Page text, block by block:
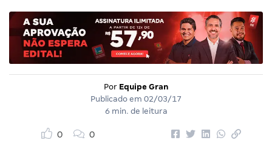
Por Equipe Gran
Publicado em 02/03/17
6 min. de leitura
0 0